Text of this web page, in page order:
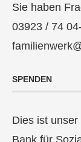
Sie haben
03923 / 74
SPENDEN
Dies ist
Bank für